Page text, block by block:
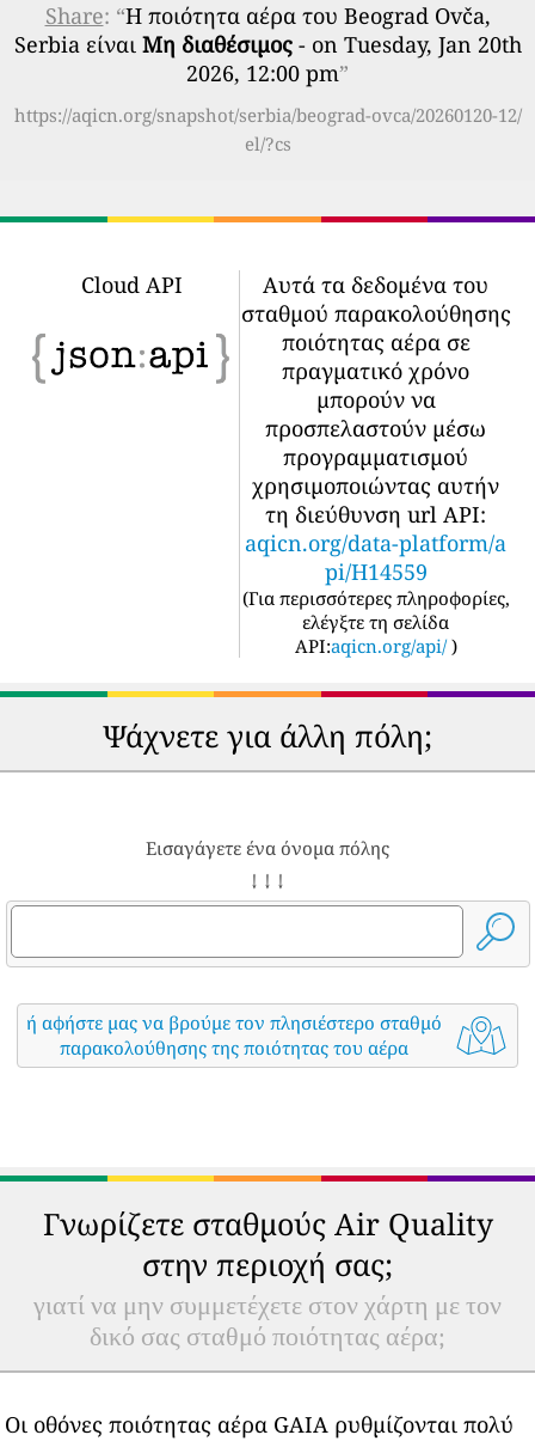
Share: “Η ποιότητα αέρα του Beograd Ovča,
Serbia είναι Μη διαθέσιμος- on Tuesday, Jan 20th
2026, 12:00 pm”
https://aqicn.org/snapshot/serbia/beograd-ovca/20260120-12/
el/?cs
Cloud API
Αυτά τα δεδομένα του
σταθμού παρακολούθησης
ποιότητας αέρα σε
πραγματικό χρόνο
μπορούν να
προσπελαστούν μέσω
προγραμματισμού
χρησιμοποιώντας αυτήν
τη διεύθυνση url API:
aqicn.org/data-platform/a
pi/H14559
(Για περισσότερες πληροφορίες,
ελέγξτε τη σελίδα
API:aqicn.org/api/ )
Ψάχνετε για άλλη πόλη;
Εισαγάγετε ένα όνομα πόλης
↓ ↓ ↓
ή αφήστε μας να βρούμε τον πλησιέστερο σταθμό
παρακολούθησης της ποιότητας του αέρα
Γνωρίζετε σταθμούς Air Quality
στην περιοχή σας;
γιατί να μην συμμετέχετε στον χάρτη με τον
δικό σας σταθμό ποιότητας αέρα;
Οι οθόνες ποιότητας αέρα GAIA ρυθμίζονται πολύ